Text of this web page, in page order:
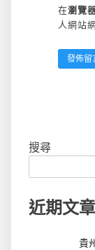
在瀏覽
人網站
搜尋
近期文章
貴